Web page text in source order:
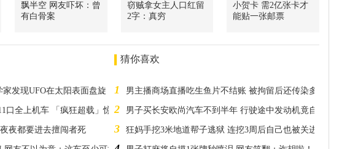
飘半空 网友吓坏：曾
有白骨案
窃贼拿女主人口红留
2字：真穷
小贺卡 需2亿张卡才
能贴一张邮票
发现UFO在太阳表面盘旋
口全上机车 「疯狂超载」惊呆网友
夜都要进去擅闯者死
猜你喜欢
1 男主播商场直播吃生鱼片不结账 被拘留后还传染多人
2 男子买长安欧尚汽车不到半年 行驶途中发动机竟自动脱落
3 狂妈手挖3米地道帮子逃狱 连挖3周后自己也被关进牢里